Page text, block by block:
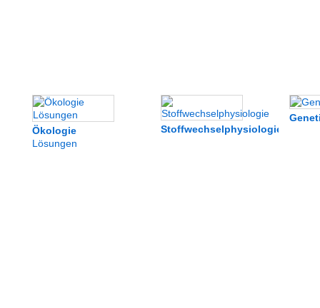
Ökologie
Lösungen
Stoffwechselphysiologie